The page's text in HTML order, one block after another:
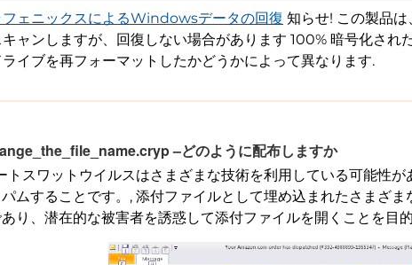
フェニックスによるWindowsデータの回復 知らせ! この製品
ャンしますが、回復しない場合があります 100% 暗号化され
イブを再フォーマットしたかどうかによって異なります.
–どのように配布しますか
トスワットウイルスはさまざまな技術を利用している可能性
ムすることです。, 添付ファイルとして埋め込まれたさまざ
り、潜在的な被害者を誘惑して添付ファイルを開くことを目